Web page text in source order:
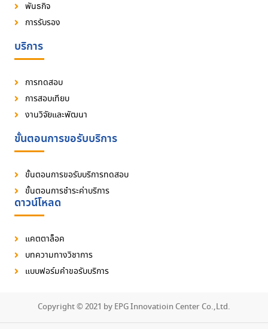
พันธกิจ
การรับรอง
บริการ
การทดสอบ
การสอบเทียบ
งานวิจัยและพัฒนา
ขั้นตอนการขอรับบริการ
ขั้นตอนการขอรับบริการทดสอบ
ขั้นตอนการชำระค่าบริการ
ดาวน์โหลด
แคตตาล็อค
บทความทางวิชาการ
แบบฟอร์มคำขอรับบริการ
Copyright © 2021 by EPG Innovatioin Center Co.,Ltd.